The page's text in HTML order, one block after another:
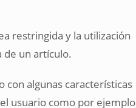
restringida y la utilización
de un artículo.
con algunas características
usuario como por ejemplo